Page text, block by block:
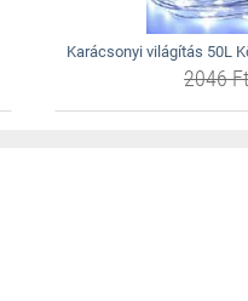
Karácsonyi világítás 50L
2046 Ft